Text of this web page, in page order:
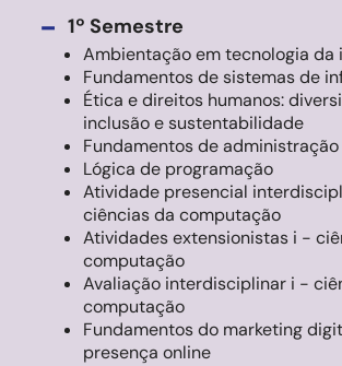
- 1º Semestre
Ambientação em tecnologia da
Fundamentos de sistemas de
Ética e direitos humanos:
inclusão e sustentabilidade
Fundamentos de
Lógica de programação
Atividade presencial
ciências da computação
Atividades extensionistas i -
computação
Avaliação interdisciplinar i -
computação
Fundamentos do marketing
presença online